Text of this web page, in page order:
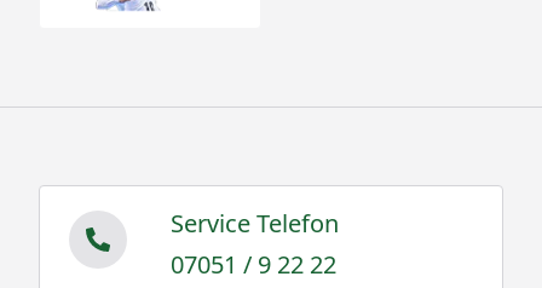
Service Telefon
07051 / 9 22 22